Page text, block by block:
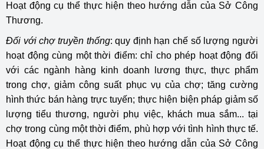
Hoạt động cụ thể thực hiện theo hướng dẫn của Sở Công
Thương.
Đối với chợ truyền thống: quy định hạn chế số lượng người
hoạt động cùng một thời điểm: chỉ cho phép hoạt động đối
với các ngành hàng kinh doanh lương thực, thực phẩm
trong chợ, giảm công suất phục vụ của chợ; tăng cường
hình thức bán hàng trực tuyến; thực hiện biện pháp giảm số
lượng tiểu thương, người phụ việc, khách mua sắm... tại
chợ trong cùng một thời điểm, phù hợp với tình hình thực tế.
Hoạt động cụ thể thực hiện theo hướng dẫn của Sở Công